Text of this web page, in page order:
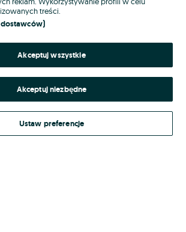
Zaloguj się
jednego z dostawców wskazanych powyżej,
serwisuOLX.pl w jego aktualnym brzmieniu.
treści.
Akceptuj wszystkie
Akceptuj niezbędne
Ustaw preferencje